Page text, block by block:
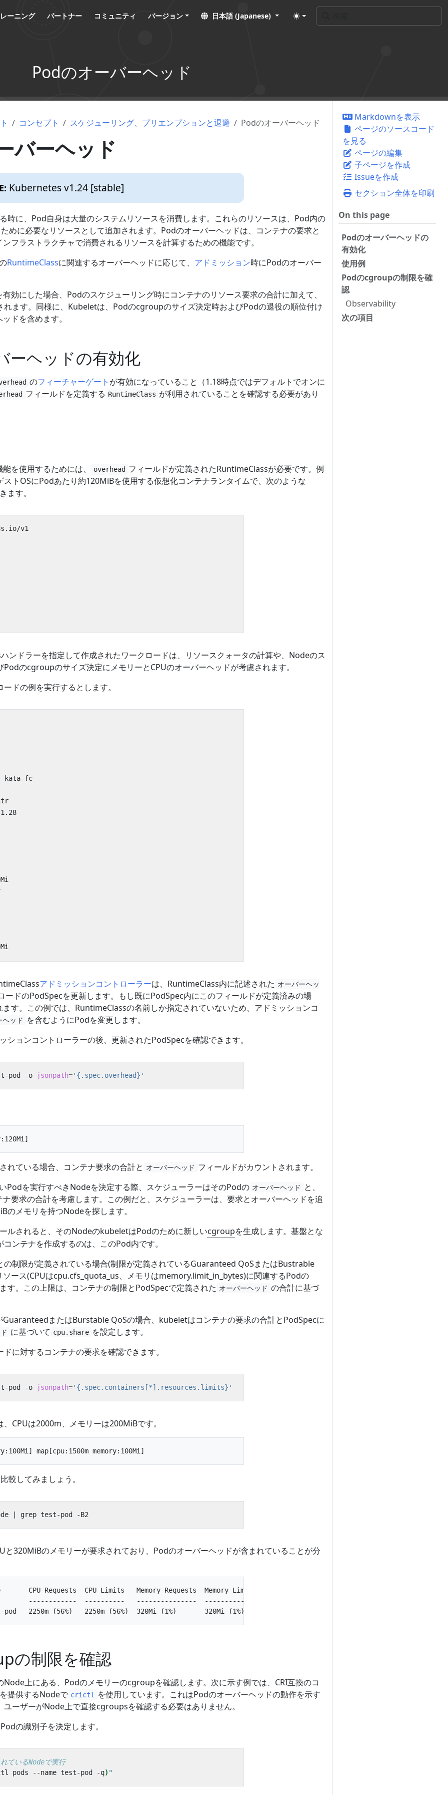
ーニング パートナー コミュニティ バージョン 日本語 (Japanese)
Podのオーバーヘッド
Markdownを表示
ページのソースコード
を見る
ページの編集
子ページを作成
Issueを作成
セクション全体を印刷
On this page
Podのオーバーヘッドの
有効化
使用例
Podのcgroupの制限を確
認
Observability
次の項目
コンセプト スケジューリング、プリエンプションと退避 Podのオーバーヘッド
バーヘッド
Kubernetes v1.24 [stable]
時に、Pod自身は大量のシステムリソースを消費します。これらのリソースは、Pod内の
めに必要なリソースとして追加されます。Podのオーバーヘッドは、コンテナの要求と
フラストラクチャで消費されるリソースを計算するための機能です。
RuntimeClassに関連するオーバーヘッドに応じて、 アドミッション時にPodのオーバー
効にした場合、Podのスケジューリング時にコンテナのリソース要求の合計に加えて、
れます。同様に、Kubeletは、Podのcgroupのサイズ決定時およびPodの退役の順位付け
ドを含めます。
ーヘッドの有効化
のフィーチャーゲート が有効になっていること（1.18時点ではデフォルトでオンに
フィールドを定義する RuntimeClass が利用されていることを確認する必要があり
を使用するためには、 overhead フィールドが定義されたRuntimeClassが必要です。例
ストOSにPodあたり約120MiBを使用する仮想化コンテナランタイムで、次のような
ます。
v1
ンドラーを指定して作成されたワークロードは、リソースクォータの計算や、Nodeのス
のcgroupのサイズ決定にメモリーとCPUのオーバーヘッドが考慮されます。
ドの例を実行するとします。
kata-fc
アドミッションコントローラーは、RuntimeClass内に記述された オーバーヘッ
ードのPodSpecを更新します。もし既にPodSpec内にこのフィールドが定義済みの場
す。この例では、RuntimeClassの名前しか指定されていないため、アドミッションコ
ヘッド
を含むようにPodを変更します。
ションコントローラーの後、更新されたPodSpecを確認できます。
pod -o jsonpath='{.spec.overhead}'
れている場合、コンテナ要求の合計と オーバーヘッド フィールドがカウントされます。
Podを実行すべきNodeを決定する際、スケジューラーはそのPodの オーバーヘッド
と、
要求の合計を考慮します。この例だと、スケジューラーは、要求とオーバーヘッドを追
のメモリを持つNodeを探します。
ルされると、そのNodeのkubeletはPodのために新しいcgroupを生成します。基盤とな
ンテナを作成するのは、このPod内です。
の制限が定義されている場合(制限が定義されているGuaranteed QoSまたはBustrable
ース(CPUはcpu.cfs_quota_us、メモリはmemory.limit_in_bytes)に関連するPodの
す。この上限は、コンテナの制限とPodSpecで定義された オーバーヘッド の合計に基づ
GuaranteedまたはBurstable QoSの場合、kubeletはコンテナの要求の合計とPodSpecに
に基づいて cpu.share を設定します。
に対するコンテナの要求を確認できます。
pod -o jsonpath='{.spec.containers[*].resources.limits}'
CPUは2000m、メモリーは200MiBです。
較してみましょう。
と320MiBのメモリーが要求されており、Podのオーバーヘッドが含まれていることが分
CPU Requests  CPU Limits   Memory Requests  Memory Limits  AGE
------------  ----------   ---------------  -------------  ---
の制限を確認
Node上にある、Podのメモリーのcgroupを確認します。次に示す例では、CRI互換のコ
提供するNodeで crictl
を使用しています。これはPodのオーバーヘッドの動作を示す
ーザーがNode上で直接cgroupsを確認する必要はありません。
の識別子を決定します。
ているNodeで実行
pods --name test-pod -q) "